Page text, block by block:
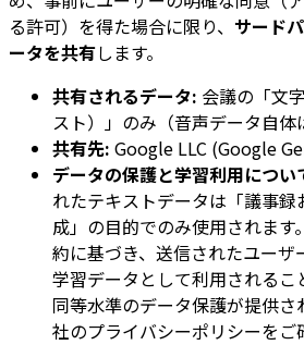
る許可）を得た場合に限り、 サード
ータを共有します。
共有されるデータ: 会議の「文
スト）」のみ（音声データ自体
共有先: Google LLC (Google
データの保護と学習利用につい
れたテキストデータは「議事
成」の目的でのみ使用されます
約に基づき、送信されたユーザ
学習データとして利用されるこ
同等水準のデータ保護が提供
社のプライバシーポリシーをご